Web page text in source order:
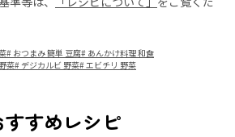
# おつまみ 簡単 豆腐# あんかけ料理 和食
菜#デジカルビ 野菜#エビチリ 野菜
すすめレシピ